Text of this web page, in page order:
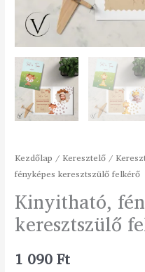
Kezdőlap / Keresztelő/
fényképes keresztszülő felkérő
Kinyitható,
keresztszülő
1 090Ft